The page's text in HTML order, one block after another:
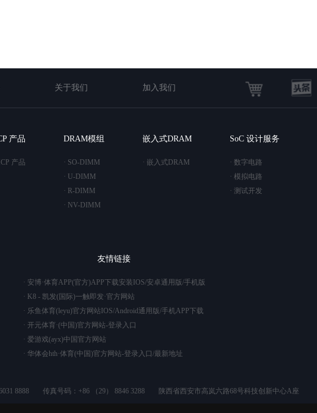
关于我们 加入我们
产品
产品
DRAM模组
· SO-DIMM
· U-DIMM
· R-DIMM
· NV-DIMM
嵌入式DRAM
· 嵌入式DRAM
SoC 设计服务
· 数字电路
· 模拟电路
· 测试开发
友情链接
· 安博·体育APP(官方)APP下载安装IOS/安卓通用版/手机版
· K8 - 凯发(国际)一触即发·官方网站
· 乐鱼体育(leyu)官方网站IOS/Android通用版/手机APP下载
· 开元体育·(中国)官方网站-登录入口
· 爱游戏(ayx)中国官方网站
· 华体会hth·体育(中国)官方网站-登录入口/最新地址
8888 传真号码：+86 （29） 8846 3288 陕西省西安市高岚六路68号科技创新中心A座